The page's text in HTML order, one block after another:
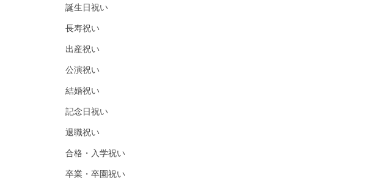
誕生日祝い
長寿祝い
出産祝い
公演祝い
結婚祝い
記念日祝い
退職祝い
合格・入学祝い
卒業・卒園祝い